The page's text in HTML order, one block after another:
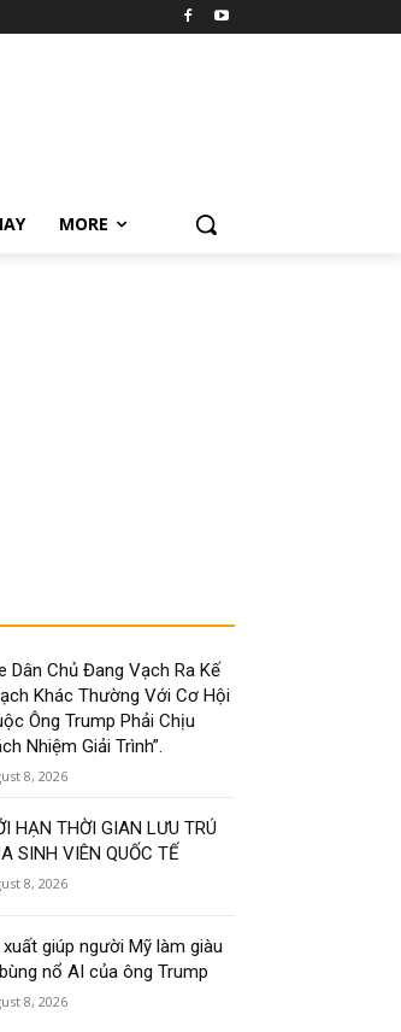
MORE
Dân Chủ Đang Vạch Ra Kế
Khác Thường Với Cơ Hội
Ông Trump Phải Chịu
Nhiệm Giải Trình”.
8, 2026
HẠN THỜI GIAN LƯU TRÚ
SINH VIÊN QUỐC TẾ
8, 2026
giúp người Mỹ làm giàu
nổ AI của ông Trump
8, 2026